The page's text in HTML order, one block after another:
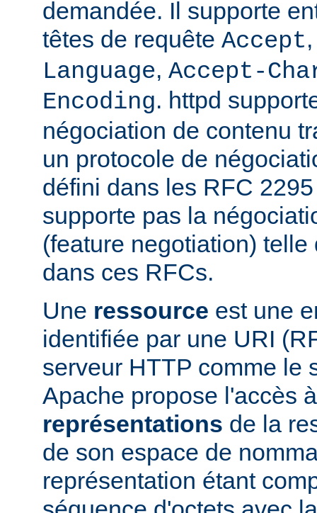
demandée. Il supporte
têtes de requête Accept
Language, Accept-
Encoding. httpd
négociation de contenu
un protocole de
défini dans les RFC
supporte pas la
(feature negotiation)
dans ces RFCs.
Une ressource est une
identifiée par une URI
serveur HTTP comme le
Apache propose l'accès
représentations de la
de son espace de
représentation étant